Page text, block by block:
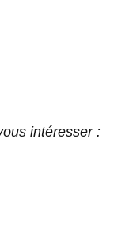
intéresser :